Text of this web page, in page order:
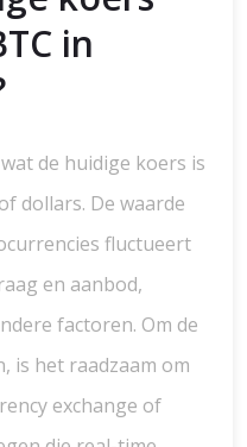
in
de huidige koers is
dollars. De waarde
fluctueert
en aanbod,
factoren. Om de
is het raadzaam om
exchange of